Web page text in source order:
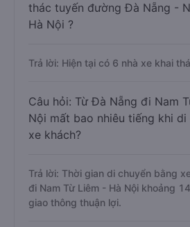
thác tuyến đường Đà Nẵng -
Hà Nội ?
Trả lời: Hiện tại có 6 nhà xe khai
Câu hỏi: Từ Đà Nẵng đi Nam
Nội mất bao nhiêu tiếng khi di
xe khách?
Trả lời: Thời gian di chuyển bằng
đi Nam Từ Liêm - Hà Nội khoảng
giao thông thuận lợi.